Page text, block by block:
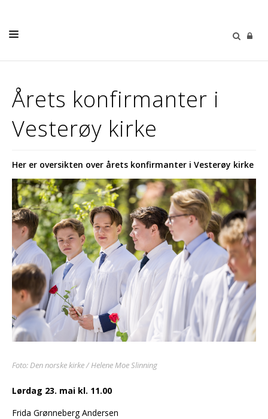
KONFIRMASJON
BARN OG UNGDOM
KOR
FASTEAKSJONSLØPET
OM OSS
GIVERTJENESTE
Årets konfirmanter i
Vesterøy kirke
Her er oversikten over årets konfirmanter i Vesterøy kirke
Foto: Den norske kirke / Helene Moe Slinning
Lørdag 23. mai kl. 11.00
Frida Grønneberg Andersen